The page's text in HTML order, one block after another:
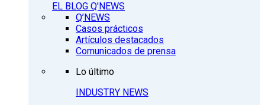
EL BLOG Q'NEWS
Q’NEWS
Casos prácticos
Artículos destacados
Comunicados de prensa
Lo último
INDUSTRY NEWS